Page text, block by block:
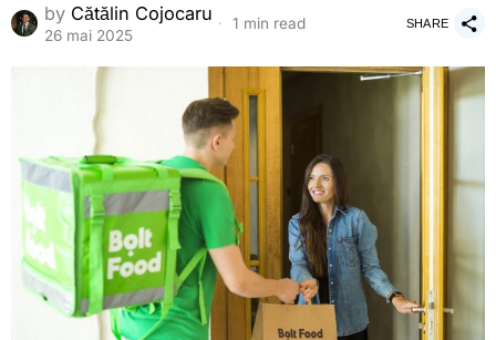
by Cătălin Cojocaru
26 mai 2025
1 min read SHARE